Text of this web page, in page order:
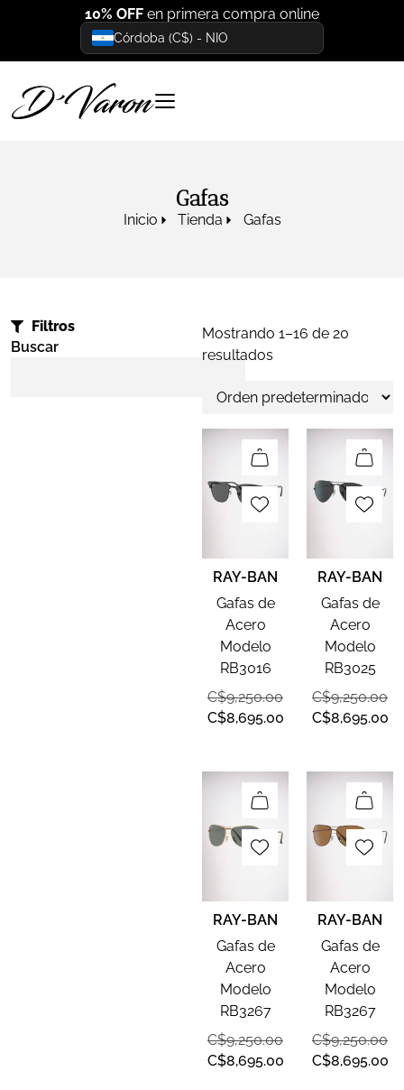
10% OFF en primera compra online
Córdoba (C$) - NIO
Gafas
Inicio Tienda Gafas
Filtros
Buscar
Mostrando 1–16 de 20
resultados
RAY-BAN
Gafas de
Acero
Modelo
RB3016
C$9,250.00
C$8,695.00
RAY-BAN
Gafas de
Acero
Modelo
RB3025
C$9,250.00
C$8,695.00
RAY-BAN
Gafas de
Acero
Modelo
RB3267
C$9,250.00
C$8,695.00
RAY-BAN
Gafas de
Acero
Modelo
RB3267
C$9,250.00
C$8,695.00